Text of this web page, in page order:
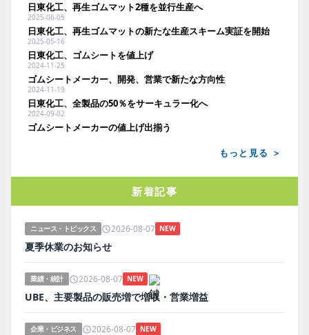
日東化工、再生ゴムマット2種を並行生産へ
2025-06-05
日東化工、再生ゴムマットの新たな生産スキーム実証を開始
2025-05-16
日東化工、ゴムシートを値上げ
2024-11-25
ゴムシートメーカー、開発、営業で新たな方向性
2024-11-19
日東化工、全製品の50％をサーキュラー化へ
2024-09-02
ゴムシートメーカーの値上げ出揃う
もっと見る ＞
新着記事
ニュース・トピックス 2026-08-07 NEW
夏季休業のお知らせ
業績・統計 2026-08-07 NEW
UBE、主要製品の販売増で増収・営業増益
企業・ビジネス 2026-08-07 NEW